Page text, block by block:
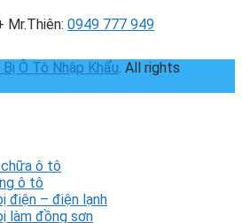
Mr.Thiên: 0949 777 949
Ô Tô Nhập Khẩu. All rights
ô tô
ô tô
điện – điện lạnh
làm đồng sơn